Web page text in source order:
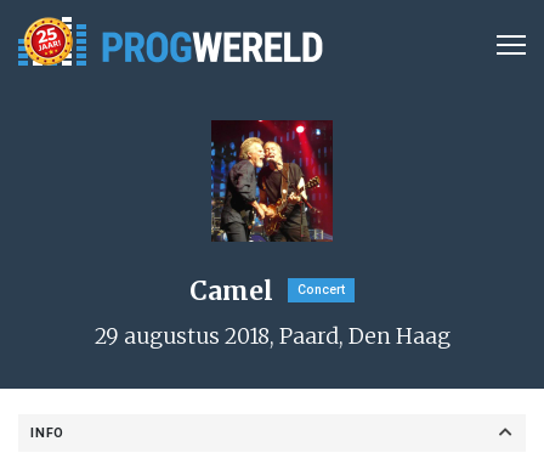
Camel Concert
29 augustus 2018, Paard, Den Haag
INFO